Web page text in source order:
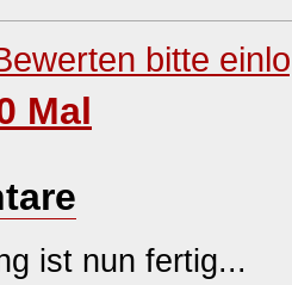
bitte
Mal
ist nun fertig...